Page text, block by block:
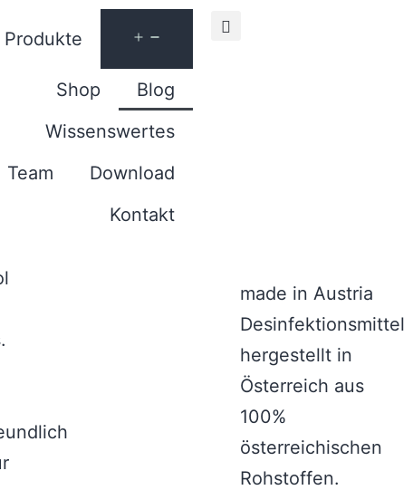
Produkte
Shop
Blog
Wissenswertes
Team
Download
Kontakt
made in Austria
Desinfektionsmittel
hergestellt in
Österreich aus
100%
österreichischen
Rohstoffen.